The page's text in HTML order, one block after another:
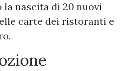
nascita di 20 nuovi
carte dei ristoranti e